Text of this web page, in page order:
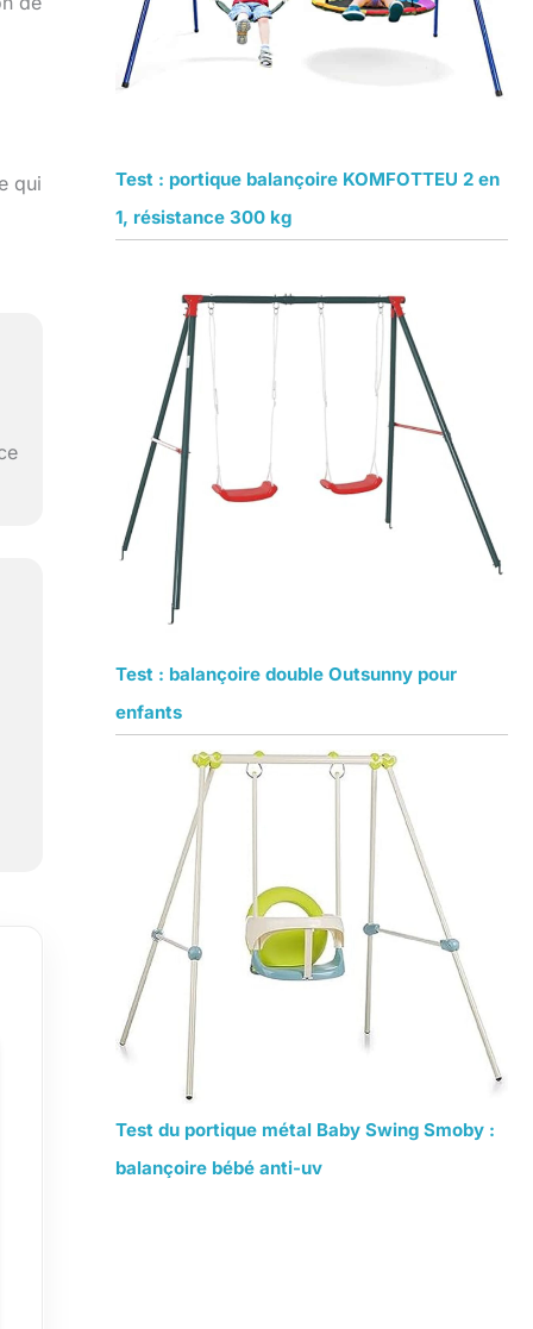
qui
Test : portique balançoire KOMFOTTEU 2 en
1, résistance 300 kg
Test : balançoire double Outsunny pour
enfants
Test du portique métal Baby Swing Smoby :
balançoire bébé anti-uv